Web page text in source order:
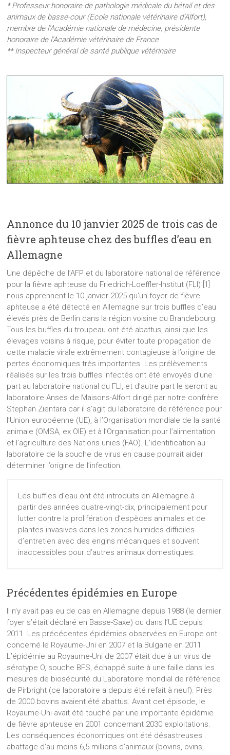
* Professeur honoraire de pathologie médicale du bétail et des
animaux de basse-cour (Ecole nationale vétérinaire d’Alfort),
membre de l’Académie nationale de médecine, présidente
honoraire de l’Académie vétérinaire de France
** Inspecteur général de santé publique vétérinaire
Annonce du 10 janvier 2025 de trois cas de
fièvre aphteuse chez des buffles d’eau en
Allemagne
Une dépêche de l’AFP et du laboratoire national de référence
pour la fièvre aphteuse du Friedrich-Loeffler-Institut (FLI) [1]
nous apprennent le 10 janvier 2025 qu’un foyer de fièvre
aphteuse a été détecté en Allemagne sur trois buffles d’eau
élevés près de Berlin dans la région voisine du Brandebourg.
Tous les buffles du troupeau ont été abattus, ainsi que les
élevages voisins à risque, pour éviter toute propagation de
cette maladie virale extrêmement contagieuse à l’origine de
pertes économiques très importantes. Les prélèvements
réalisés sur les trois buffles infectés ont été envoyés d’une
part au laboratoire national du FLI, et d’autre part le seront au
laboratoire Anses de Maisons-Alfort dirigé par notre confrère
Stephan Zientara car il s’agit du laboratoire de référence pour
l’Union européenne (UE), à l’Organisation mondiale de la santé
animale (OMSA, ex OIE) et à l’Organisation pour l’alimentation
et l’agriculture des Nations unies (FAO). L’identification au
laboratoire de la souche de virus en cause pourrait aider
déterminer l’origine de l’infection.
Les buffles d’eau ont été introduits en Allemagne à
partir des années quatre-vingt-dix, principalement pour
lutter contre la prolifération d’espèces animales et de
plantes invasives dans les zones humides difficiles
d’entretien avec des engins mécaniques et souvent
inaccessibles pour d’autres animaux domestiques.
Précédentes épidémies en Europe
Il n’y avait pas eu de cas en Allemagne depuis 1988 (le dernier
foyer s’était déclaré en Basse-Saxe) ou dans l’UE depuis
2011. Les précédentes épidémies observées en Europe ont
concerné le Royaume-Uni en 2007 et la Bulgarie en 2011.
L’épidémie au Royaume-Uni de 2007 était due à un virus de
sérotype O, souche BFS, échappé suite à une faille dans les
mesures de biosécurité du Laboratoire mondial de référence
de Pirbright (ce laboratoire a depuis été refait à neuf). Près
de 2000 bovins avaient été abattus. Avant cet épisode, le
Royaume-Uni avait été touché par une importante épidémie
de fièvre aphteuse en 2001 concernant 2030 exploitations.
Les conséquences économiques ont été désastreuses :
abattage d’au moins 6,5 millions d’animaux (bovins, ovins,